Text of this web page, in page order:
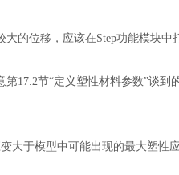
大的位移，应该在Step功能模块中
第17.2节“定义塑性材料参数”谈到
大于模型中可能出现的最大塑性